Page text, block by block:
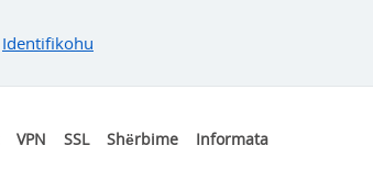
Identifikohu
VPN SSL Shërbime Informata